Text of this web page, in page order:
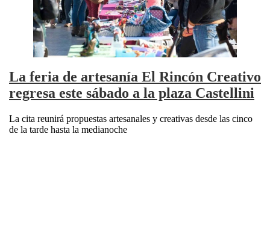
La feria de artesanía El Rincón Creativo
regresa este sábado a la plaza Castellini
La cita reunirá propuestas artesanales y creativas desde las cinco
de la tarde hasta la medianoche